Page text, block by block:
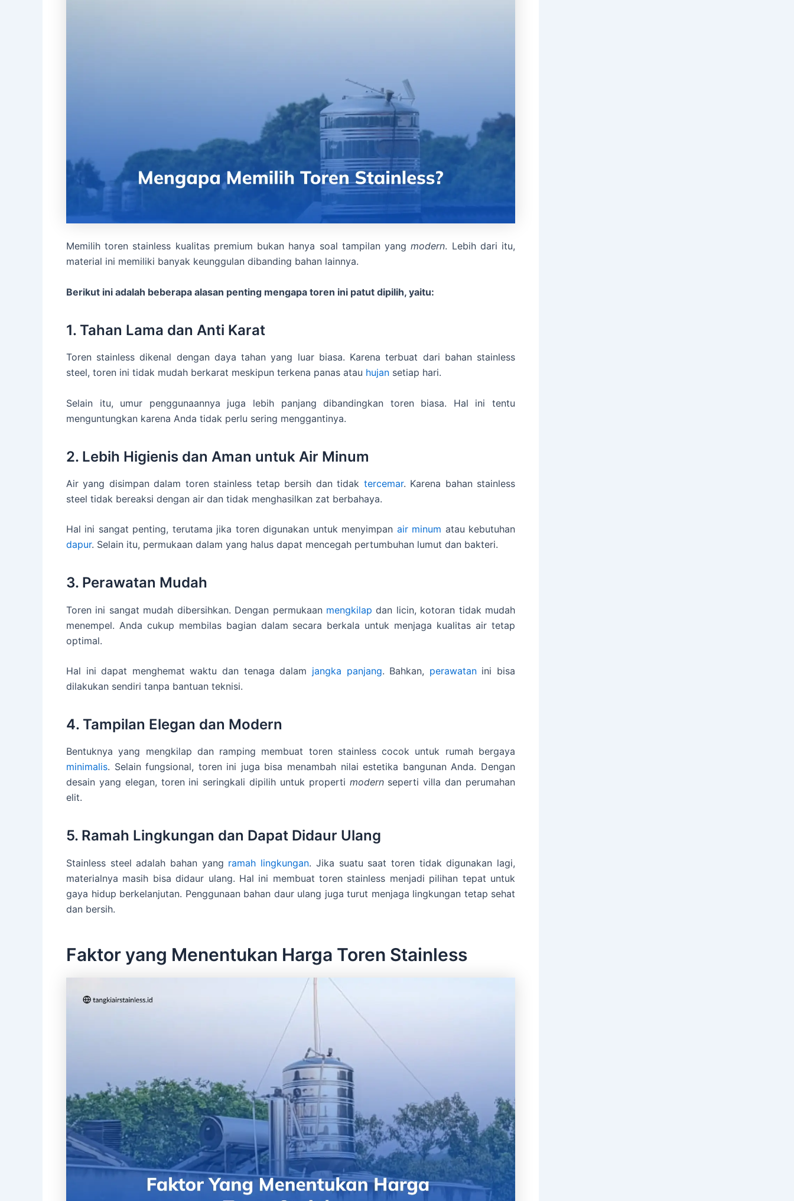
Memilih toren stainless kualitas premium bukan hanya soal tampilan yangmodern. Lebih dari itu,
material ini memiliki banyak keunggulan dibanding bahan lainnya.
Berikut ini adalah beberapa alasan penting mengapa toren ini patut dipilih, yaitu:
1. Tahan Lama dan Anti Karat
Toren stainless dikenal dengan daya tahan yang luar biasa. Karena terbuat dari bahan stainless
steel, toren ini tidak mudah berkarat meskipun terkena panas atau hujan setiap hari.
Selain itu, umur penggunaannya juga lebih panjang dibandingkan toren biasa. Hal ini tentu
menguntungkan karena Anda tidak perlu sering menggantinya.
2. Lebih Higienis dan Aman untuk Air Minum
Air yang disimpan dalam toren stainless tetap bersih dan tidak tercemar. Karena bahan stainless
steel tidak bereaksi dengan air dan tidak menghasilkan zat berbahaya.
Hal ini sangat penting, terutama jika toren digunakan untuk menyimpan air minum atau kebutuhan
dapur. Selain itu, permukaan dalam yang halus dapat mencegah pertumbuhan lumut dan bakteri.
3. Perawatan Mudah
Toren ini sangat mudah dibersihkan. Dengan permukaan mengkilap dan licin, kotoran tidak mudah
menempel. Anda cukup membilas bagian dalam secara berkala untuk menjaga kualitas air tetap
optimal.
Hal ini dapat menghemat waktu dan tenaga dalam jangka panjang. Bahkan, perawatanini bisa
dilakukan sendiri tanpa bantuan teknisi.
4. Tampilan Elegan dan Modern
Bentuknya yang mengkilap dan ramping membuat toren stainless cocok untuk rumah bergaya
minimalis. Selain fungsional, toren ini juga bisa menambah nilai estetika bangunan Anda. Dengan
desain yang elegan, toren ini seringkali dipilih untuk properti modernseperti villa dan perumahan
elit.
5. Ramah Lingkungan dan Dapat Didaur Ulang
Stainless steel adalah bahan yang ramah lingkungan. Jika suatu saat toren tidak digunakan lagi,
materialnya masih bisa didaur ulang. Hal ini membuat toren stainless menjadi pilihan tepat untuk
gaya hidup berkelanjutan. Penggunaan bahan daur ulang juga turut menjaga lingkungan tetap sehat
dan bersih.
Faktor yang Menentukan Harga Toren Stainless